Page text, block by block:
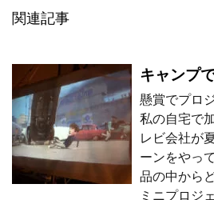
関連記事
キャンプ
懸賞でプロ
私の自宅で
レビ会社が
ーンをやっ
品の中から
ミニプロジ